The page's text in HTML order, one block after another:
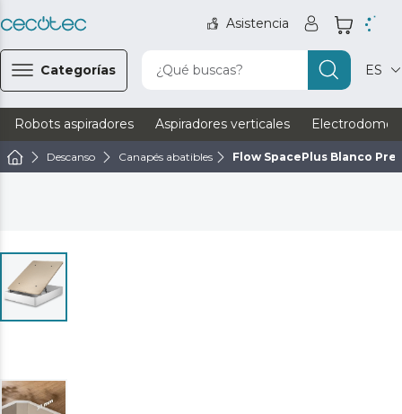
Asistencia
Categorías ¿Qué buscas? ES
Robots aspiradores Aspiradores verticales
Descanso Canapés abatibles Flow SpacePlus Blanco